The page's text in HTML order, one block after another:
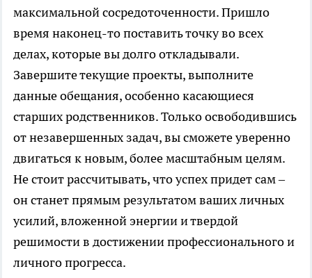
максимальной сосредоточенности. Пришло
время наконец-то поставить точку во всех
делах, которые вы долго откладывали.
Завершите текущие проекты, выполните
данные обещания, особенно касающиеся
старших родственников. Только освободившись
от незавершенных задач, вы сможете уверенно
двигаться к новым, более масштабным целям.
Не стоит рассчитывать, что успех придет сам –
он станет прямым результатом ваших личных
усилий, вложенной энергии и твердой
решимости в достижении профессионального и
личного прогресса.